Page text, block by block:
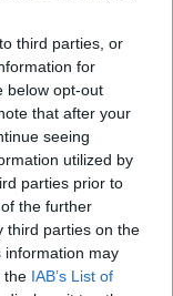
third parties, or
for
below opt-out
that after your
seeing
utilized by
parties prior to
the further
third parties on the
information may
the IAB’s List of